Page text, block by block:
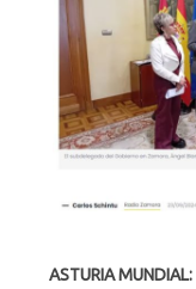
ASTURIA MUNDIAL: